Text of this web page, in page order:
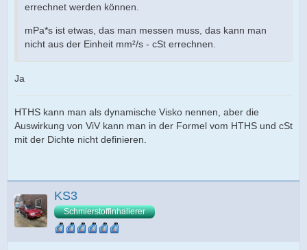
errechnet werden können.
mPa*s ist etwas, das man messen muss, das kann man
nicht aus der Einheit mm²/s - cSt errechnen.
Ja
HTHS kann man als dynamische Visko nennen, aber die
Auswirkung von ViV kann man in der Formel vom HTHS und cSt
mit der Dichte nicht definieren.
KS3
Schmierstoffinhalierer